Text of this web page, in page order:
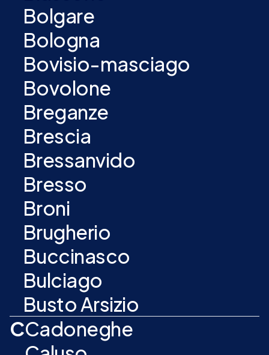
Bolgare
Bologna
Bovisio-masciago
Bovolone
Breganze
Brescia
Bressanvido
Bresso
Broni
Brugherio
Buccinasco
Bulciago
Busto Arsizio
CCadoneghe